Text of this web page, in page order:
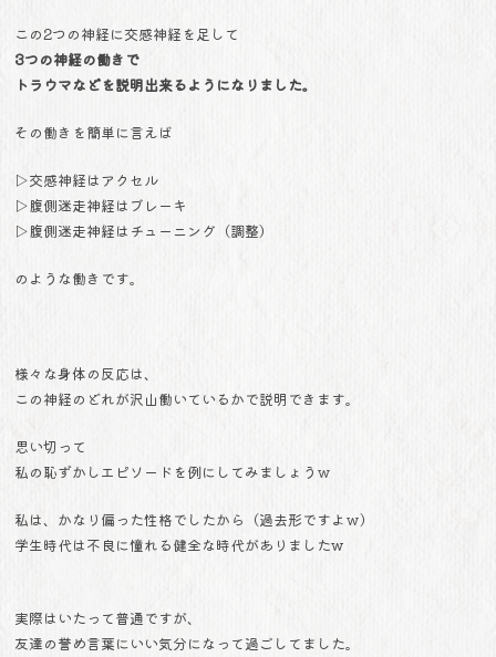
この2つの神経に交感神経を足して
3つの神経の働きで
トラウマなどを説明出来るようになりました。
その働きを簡単に言えば
▷交感神経はアクセル
▷腹側迷走神経はブレーキ
▷腹側迷走神経はチューニング（調整）
のような働きです。
様々な身体の反応は、
この神経のどれが沢山働いているかで説明できます。
思い切って
私の恥ずかしエピソードを例にしてみましょうｗ
私は、かなり偏った性格でしたから（過去形ですよｗ）
学生時代は不良に憧れる健全な時代がありましたw
実際はいたって普通ですが、
友達の誉め言葉にいい気分になって過ごしてました。